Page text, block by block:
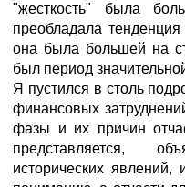
"жесткость" была
преобладала
она была большей на
был период
Я пустился в столь
финансовых
фазы и их причин
представляется,
исторических